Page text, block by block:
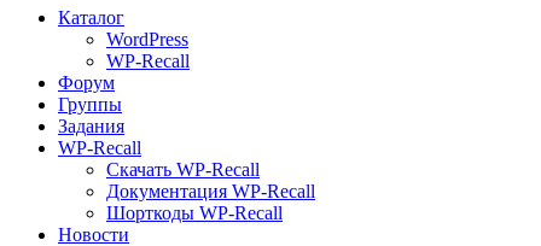
Каталог
WordPress
WP-Recall
Форум
Группы
Задания
WP-Recall
Скачать WP-Recall
Документация WP-Recall
Шорткоды WP-Recall
Новости